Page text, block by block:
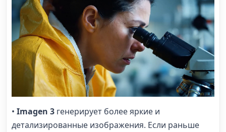
• Imagen 3 генерирует более яркие и
детализированные изображения. Если раньше